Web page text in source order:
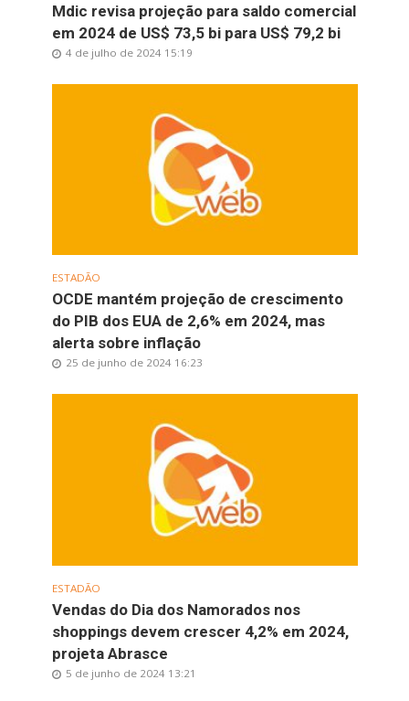
Mdic revisa projeção para saldo comercial
em 2024 de US$ 73,5 bi para US$ 79,2 bi
4 de julho de 2024 15:19
ESTADÃO
OCDE mantém projeção de crescimento
do PIB dos EUA de 2,6% em 2024, mas
alerta sobre inflação
25 de junho de 2024 16:23
ESTADÃO
Vendas do Dia dos Namorados nos
shoppings devem crescer 4,2% em 2024,
projeta Abrasce
5 de junho de 2024 13:21